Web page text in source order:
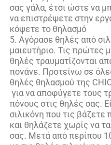
σας γάλα, έτσι ώστε να
να επιστρέψετε στην
κόψετε το θηλασμό
5. Αγόρασε θηλές από
μαιευτήριο. Τις πρώτες
θηλές τραυματίζονται
πονάνε. Προτείνω σε
θηλές θηλασμού της
για να αποφύγετε τους
πόνους στις θηλές σας.
σιλικόνη που τις
και θηλάζετε χωρίς να
σας. Μετά από περίπου